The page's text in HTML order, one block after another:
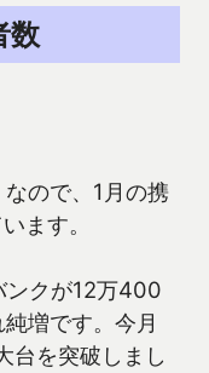
数
ので、1月の携
ます。
ンクが12万400
増です。今月
台を突破しまし